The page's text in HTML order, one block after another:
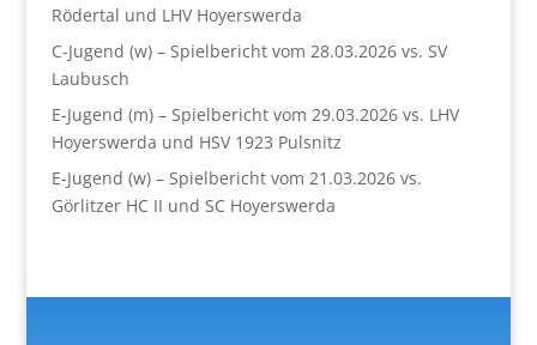
Rödertal und LHV Hoyerswerda
C-Jugend (w) – Spielbericht vom 28.03.2026 vs. SV
Laubusch
E-Jugend (m) – Spielbericht vom 29.03.2026 vs. LHV
Hoyerswerda und HSV 1923 Pulsnitz
E-Jugend (w) – Spielbericht vom 21.03.2026 vs.
Görlitzer HC II und SC Hoyerswerda